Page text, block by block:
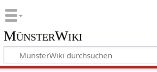
MünsterWiki